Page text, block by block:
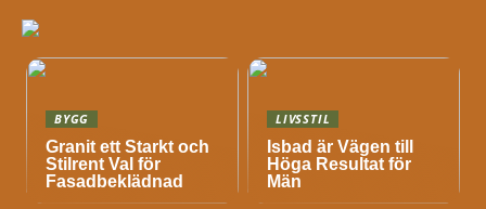
BYGG
Granit ett Starkt och
Stilrent Val för
Fasadbeklädnad
LIVSSTIL
Isbad är Vägen till
Höga Resultat för
Män